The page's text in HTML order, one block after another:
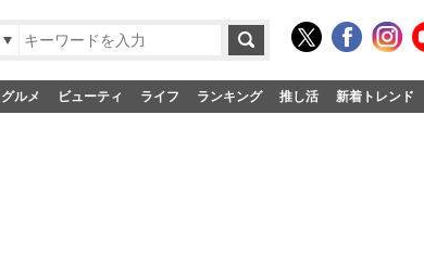
グルメ ビューティ ライフ ランキング 推し活 新着トレンド